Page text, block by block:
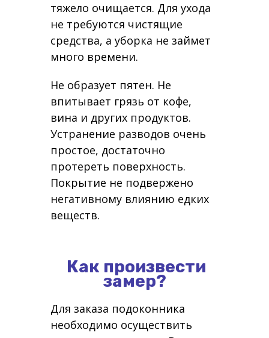
тяжело очищается. Для ухода
не требуются чистящие
средства, а уборка не займет
много времени.
Не образует пятен. Не
впитывает грязь от кофе,
вина и других продуктов.
Устранение разводов очень
простое, достаточно
протереть поверхность.
Покрытие не подвержено
негативному влиянию едких
веществ.
Как произвести
замер?
Для заказа подоконника
необходимо осуществить